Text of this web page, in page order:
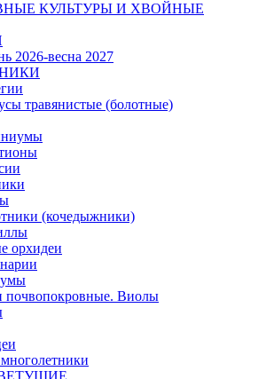
КУЛЬТУРЫ И ХВОЙНЫЕ
2026-весна 2027
травянистые (болотные)
(кочедыжники)
орхидеи
почвопокровные. Виолы